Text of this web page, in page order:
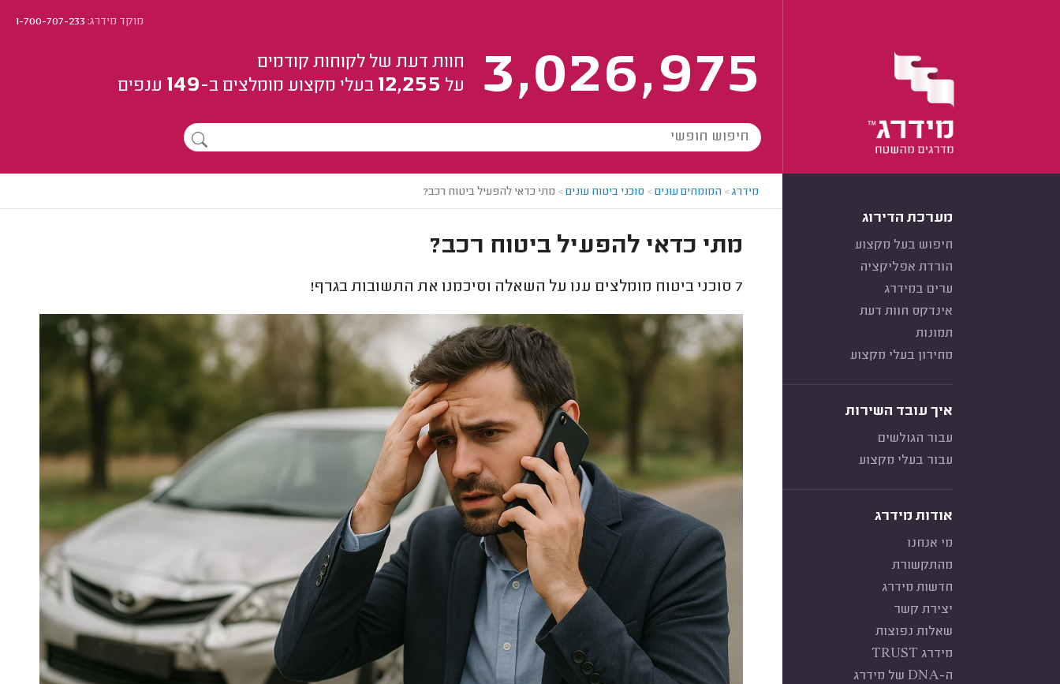
מוקד מידרג:1-700-707-233
3,026,975
חוות דעת של לקוחות קודמים
על 12,255 בעלי מקצוע מומלצים ב-149 ענפים
מערכת הדירוג
חיפוש בעל מקצוע
הורדת אפליקציה
ערים במידרג
אינדקס חוות דעת
תמונות
מחירון בעלי מקצוע
איך עובד השירות
עבור הגולשים
עבור בעלי מקצוע
אודות מידרג
מי אנחנו
מהתקשורת
חדשות מידרג
יצירת קשר
שאלות נפוצות
מידרג TRUST
ה-DNA של מידרג
מידרג> המומחים עונים> סוכני ביטוח עונים> מתי כדאי להפעיל ביטוח רכב?
מתי כדאי להפעיל ביטוח רכב?
7 סוכני ביטוח מומלצים ענו על השאלה וסיכמנו את התשובות בגרף!